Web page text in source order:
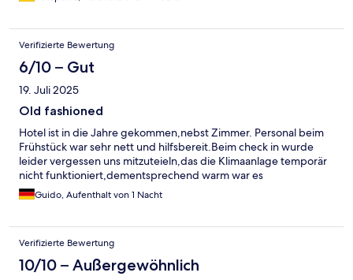
Verifizierte Bewertung
6/10 – Gut
19. Juli 2025
Old fashioned
Hotel ist in die Jahre gekommen,nebst Zimmer. Personal beim
Frühstück war sehr nett und hilfsbereit.Beim check in wurde
leider vergessen uns mitzuteieln,das die Klimaanlage temporär
nicht funktioniert,dementsprechend warm war es
Guido, Aufenthalt von 1 Nacht
Verifizierte Bewertung
10/10 – Außergewöhnlich